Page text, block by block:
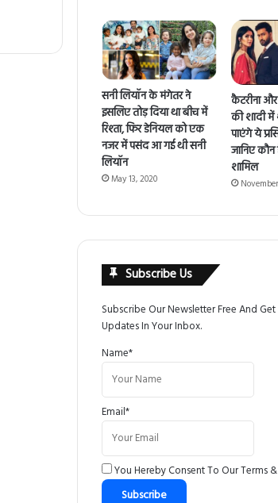
सनी लियॉन के मंगेतर ने
इसलिए तोड़ दिया था बीच में
रिश्ता, फिर डेनियल को एक
नजर में पसंद आ गई थी सनी
लियॉन
May 13, 2020
कैटरीना
की शादी में
पाएंगे ये
जानिए
शामिल
Subscribe Us
Subscribe Our Newsletter Free And
Updates In Your Inbox.
Name*
Email*
You Hereby Consent To OurTerms